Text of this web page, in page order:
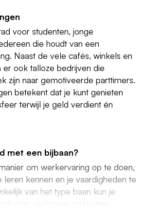
voor studenten, jonge
die houdt van een
Naast de vele cafés, winkels en
er ook talloze bedrijven die
zijn naar gemotiveerde parttimers.
betekent dat je kunt genieten
terwijl je geld verdient én
met een bijbaan?
om werkervaring op te doen,
leren kennen en je vaardigheden te
van het type baan kun je
verkopen, pakketten